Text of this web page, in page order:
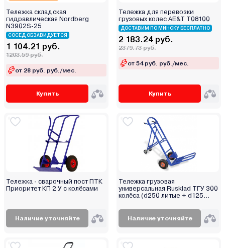
Тележка складская
гидравлическая Nordberg
N3902S-25
СОСЕД ОБЗАВИДУЕТСЯ
1 104.21 руб.
1203.59 руб.
от 28 руб. руб./мес.
Купить
Тележка для перевозки
грузовых колес AE&T T08100
ДОСТАВИМ ПО МИНСКУ БЕСПЛАТНО
2 183.24 руб.
2379.73 руб.
от 54 руб. руб./мес.
Купить
Тележка - сварочный пост ПТК
Приоритет КП 2 У с колёсами
Наличие уточняйте
Тележка грузовая
универсальная Rusklad ТГУ 300
колёса (d250 литые + d125
Наличие уточняйте